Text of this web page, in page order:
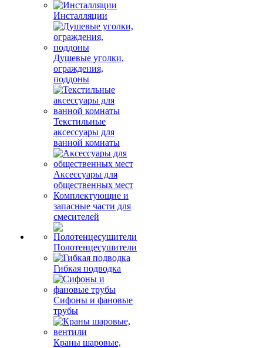
Инсталляции
Душевые уголки,
ограждения,
поддоны
Текстильные
аксессуары для
ванной комнаты
Аксессуары для
общественных мест
Комплектующие и
запасные части для
смесителей
Полотенцесушители
Гибкая подводка
Сифоны и фановые
трубы
Краны шаровые,